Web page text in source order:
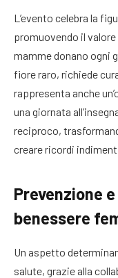
L’evento celebra la
promuovendo il
mamme donano ogni
fiore raro, richiede
rappresenta anche
una giornata
reciproco,
creare ricordi
Prevenzione
benessere
Un aspetto
salute, grazie alla